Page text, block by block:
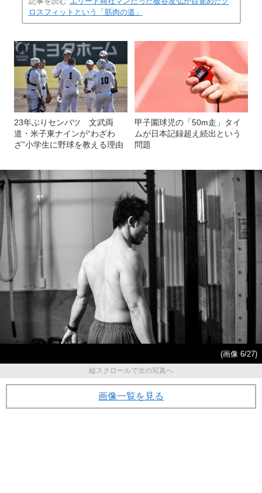
ロスフィットという「筋肉の道」
23年ぶりセンバツ 文武両
道・米子東ナインが“わざわ
ざ”小学生に野球を教える理由
甲子園球児の「50m走」タイ
ムが日本記録超え続出という
問題
(画像 6/27)
縦スクロールで次の写真へ
画像一覧を見る